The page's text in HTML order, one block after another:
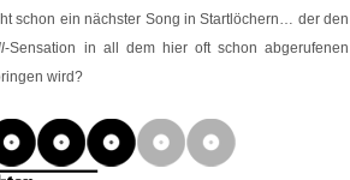
schon ein nächster Song in Startlöchern… der den
-Sensation in all dem hier oft schon abgerufenen
wird?